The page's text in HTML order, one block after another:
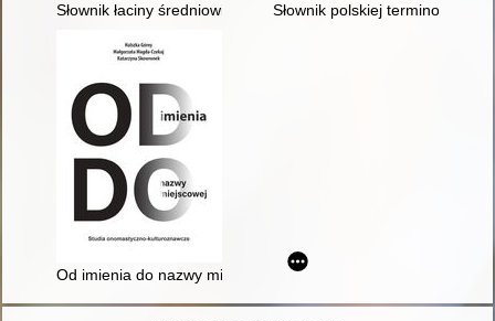
Słownik łaciny średniowiecznej w Polsce. T. 8, z. 12 (74),
Słownik polskiej terminologii
Od imienia do nazwy miejscowej : studia onomastyczno-